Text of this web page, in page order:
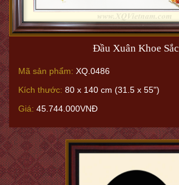
Đầu Xuân Khoe Sắc
Mã sản phẩm: XQ.0486
Kích thước: 80 x 140 cm (31.5 x 55")
Giá: 45.744.000VNĐ